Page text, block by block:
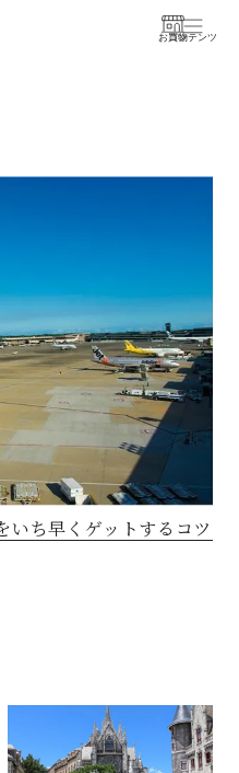
お買物
コンテンツ
いち早くゲットするコツ